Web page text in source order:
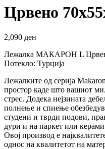
Црвено
2,090 ден
Лежалка МАКАРОН L
Потекло: Турција
Лежалките од серија
простор каде што вашиот
стрес. Додека нејзината
полнење и спиење
студени и тврди подови,
дури и на паркет или
Овој производ е
однос на квалитетот на